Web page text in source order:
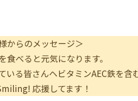
からのメッセージ＞
食べると元気になります。
いる皆さんヘビタミンAEC鉄を
応援してます！